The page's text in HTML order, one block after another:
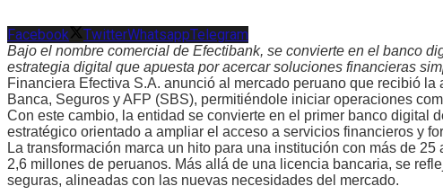
Facebook TwitterWhatsappTelegram
Bajo el nombre comercial de Efectibank, se convierte en el banco
estrategia digital que apuesta por acercar soluciones financieras
Financiera Efectiva S.A. anunció al mercado peruano que recibió
Banca, Seguros y AFP (SBS), permitiéndole iniciar operaciones
Con este cambio, la entidad se convierte en el primer banco digital
estratégico orientado a ampliar el acceso a servicios financieros y
La transformación marca un hito para una institución con más de
2,6 millones de peruanos. Más allá de una licencia bancaria, se
seguras, alineadas con las nuevas necesidades del mercado.